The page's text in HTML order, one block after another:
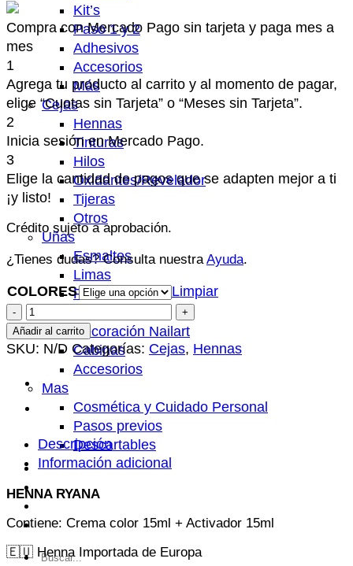
Kit’s
Paso 1 y 2
Adhesivos
Accesorios
Más
Cejas
Hennas
Tinturas
Hilos
Oxidantes/Revelador
Tijeras
Otros
Uñas
Esmaltes
Limas
Pinceles
Decoración Nailart
Cabinas
Accesorios
Mas
Cosmética y Cuidado Personal
Pasos previos
Descartables
Centisale
FAQ’s
Productos
Buscar
Compra con Mercado Pago sin tarjeta y paga mes a
mes
1
Agrega tu producto al carrito y al momento de pagar,
elige “Cuotas sin Tarjeta” o “Meses sin Tarjeta”.
2
Inicia sesión en Mercado Pago.
3
Elige la cantidad de pagos que se adapten mejor a ti
¡y listo!
Crédito sujeto a aprobación.
¿Tienes dudas? Consulta nuestraAyuda.
COLORES
Limpiar
HENNA
NEICHA
-
RYANA
-
CREMA
COLOR
+
ACTIVADOR
x15ml
cantidad
Añadir al carrito
SKU: N/D Categorías: Cejas, Hennas
Descripción
Información adicional
HENNA RYANA
Contiene: Crema color 15ml + Activador 15ml
🇪🇺 Henna Importada de Europa